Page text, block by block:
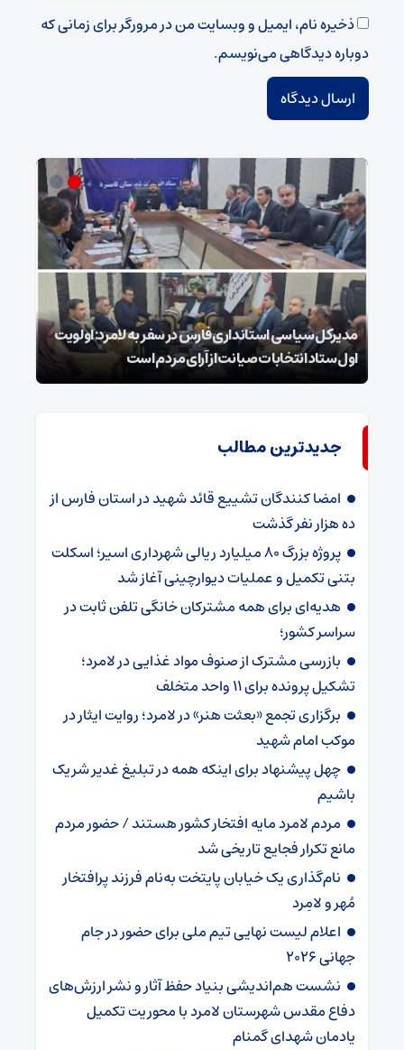
ذخیره نام، ایمیل و وبسایت من در مرورگر برای زمانی که
دوباره دیدگاهی می‌نویسم.
مدیرکل سیاسی استانداری فارس در سفر به لامرد: اولویت
اول ستاد انتخابات صیانت از آرای مردم است
جدیدترین مطالب
امضا کنندگان تشییع قائد شهید در استان فارس از
ده هزار نفر گذشت
پروژه بزرگ ۸۰ میلیارد ریالی شهرداری اسیر؛ اسکلت
بتنی تکمیل و عملیات دیوارچینی آغاز شد
هدیه‌ای برای همه مشترکان خانگی تلفن ثابت در
سراسر کشور؛
بازرسی مشترک از صنوف مواد غذایی در لامرد؛
تشکیل پرونده برای ۱۱ واحد متخلف
برگزاری تجمع «بعثت هنر» در لامرد؛ روایت ایثار در
موکب امام شهید
چهل پیشنهاد برای اینکه همه در تبلیغ غدیر شریک
باشیم
مردم لامرد مایه افتخار کشور هستند / حضور مردم
مانع تکرار فجایع تاریخی شد
نام‌گذاری یک خیابان پایتخت به‌نام فرزند پرافتخار
مُهر و لامِرد
اعلام لیست نهایی تیم ملی برای حضور در جام
جهانی ۲۰۲۶ ‌
نشست هم‌اندیشی بنیاد حفظ آثار و نشر ارزش‌های
دفاع مقدس شهرستان لامرد با محوریت تکمیل
یادمان شهدای گمنام